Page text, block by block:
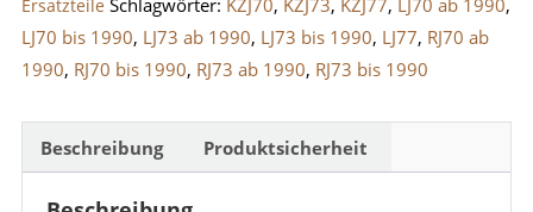
Duty
(1984-
1996)
Ersatzteile Schlagwörter: KZJ70, KZJ73, KZJ77, LJ70 ab 1990,
LJ70 bis 1990, LJ73 ab 1990, LJ73 bis 1990, LJ77, RJ70 ab
1990, RJ70 bis 1990, RJ73 ab 1990, RJ73 bis 1990
Beschreibung Produktsicherheit